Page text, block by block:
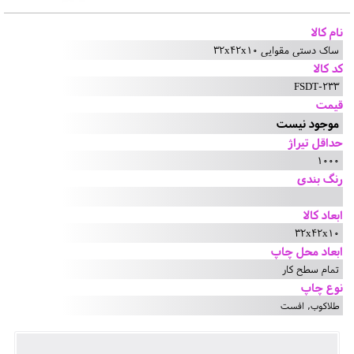
نام کالا
ساک دستی مقوایی 32x42x10
کد کالا
FSDT-233
قیمت
موجود نیست
حداقل تیراژ
1000
رنگ بندی
ابعاد کالا
32x42x10
ابعاد محل چاپ
تمام سطح کار
نوع چاپ
طلاکوب, افست